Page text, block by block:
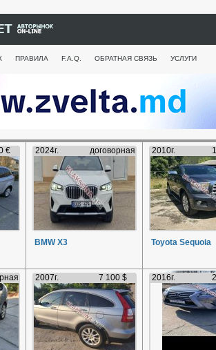
ПРАВИЛА F.A.Q. ОБРАТНАЯ СВЯЗЬ УСЛУГИ
€ 2024г. договорная
BMW X3
2010г.
Toyota Sequoia
2007г. 7 100 $ 2016г.